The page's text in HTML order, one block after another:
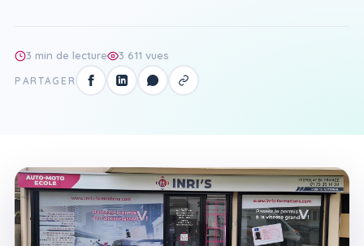
3 min de lecture 3 611 vues
PARTAGER